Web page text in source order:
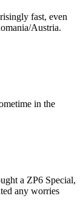
fast, even
Austria.
in the
a ZP6 Special,
any worries